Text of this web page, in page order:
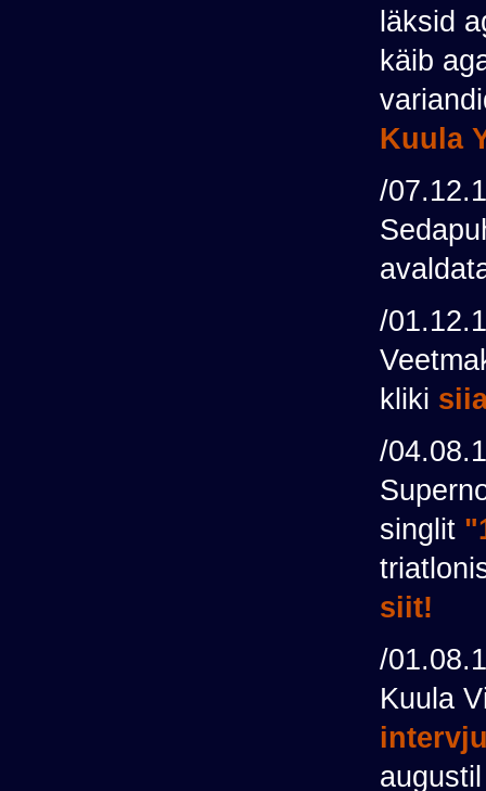
läksid
käib
Kuula
/
/
kliki
/
singlit
siit!
/
Kuula